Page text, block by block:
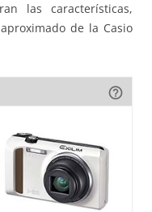
las características,
de la Casio
help_outline